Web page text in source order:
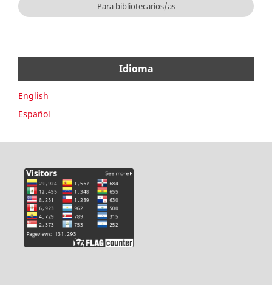
Para bibliotecarios/as
Idioma
English
Español